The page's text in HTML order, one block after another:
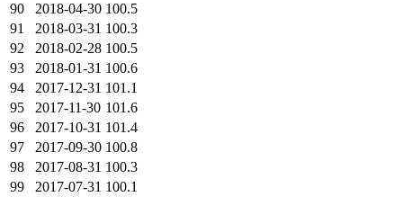
90
2018-04-30 100.5
91
2018-03-31 100.3
92
2018-02-28 100.5
93
2018-01-31 100.6
94
2017-12-31 101.1
95
2017-11-30 101.6
96
2017-10-31 101.4
97
2017-09-30 100.8
98
2017-08-31 100.3
99
2017-07-31 100.1